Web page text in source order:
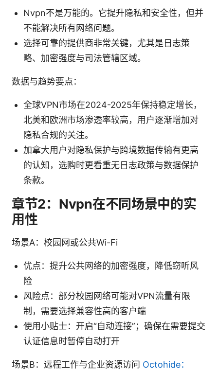
Nvpn不是万能的。它提升隐私和安全性，但并
不能解决所有网络问题。
选择可靠的提供商非常关键，尤其是日志策
略、加密强度与司法管辖区域。
数据与趋势要点：
全球VPN市场在2024-2025年保持稳定增长，
北美和欧洲市场渗透率较高，用户逐渐增加对
隐私合规的关注。
加拿大用户对隐私保护与跨境数据传输有更高
的认知，选购时更看重无日志政策与数据保护
条款。
章节2：Nvpn在不同场景中的实
用性
场景A：校园网或公共Wi-Fi
优点：提升公共网络的加密强度，降低窃听风
险
风险点：部分校园网络可能对VPN流量有限
制，需要选择兼容性高的客户端
使用小贴士：开启“自动连接”；确保在需要提交
认证信息时暂停自动打开
场景B：远程工作与企业资源访问 Octohide：